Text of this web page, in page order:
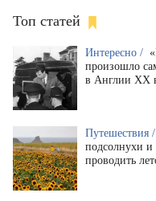
Топ статей
Интересно /
произошло
в Англии XX
Путешествия /
подсолнухи
проводить